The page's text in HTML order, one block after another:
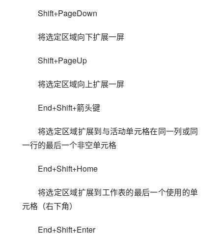
Shift+PageDown
将选定区域向下扩展一屏
Shift+PageUp
将选定区域向上扩展一屏
End+Shift+箭头键
将选定区域扩展到与活动单元格在同一列或同
一行的最后一个非空单元格
End+Shift+Home
将选定区域扩展到工作表的最后一个使用的单
元格（右下角）
End+Shift+Enter